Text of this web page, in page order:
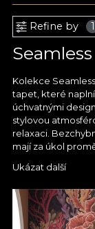
Refine by 1
Kolekce
tapet, které
úchvatnými
stylovou
relaxaci.
mají za úkol
talentovaní
restaurace, bary,
Tapety VLAdiLA
Ukázat další